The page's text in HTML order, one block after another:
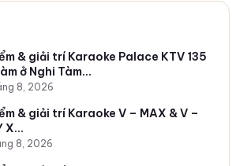
& giải trí Karaoke Palace KTV 135
ở Nghi Tàm…
8, 2026
& giải trí Karaoke V – MAX & V –
X…
8, 2026